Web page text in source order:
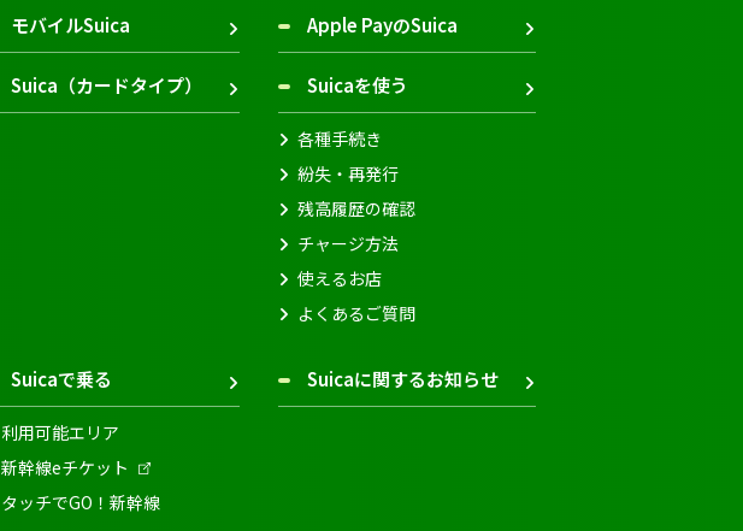
モバイルSuica Apple PayのSuica
Suica（カードタイプ） Suicaを使う
各種手続き
紛失・再発行
残高履歴の確認
チャージ方法
使えるお店
よくあるご質問
Suicaで乗る
利用可能エリア
新幹線eチケット
タッチでGO！新幹線
Suicaに関するお知らせ